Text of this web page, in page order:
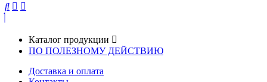
Каталог продукции
ПО ПОЛЕЗНОМУ ДЕЙСТВИЮ
Доставка и оплата